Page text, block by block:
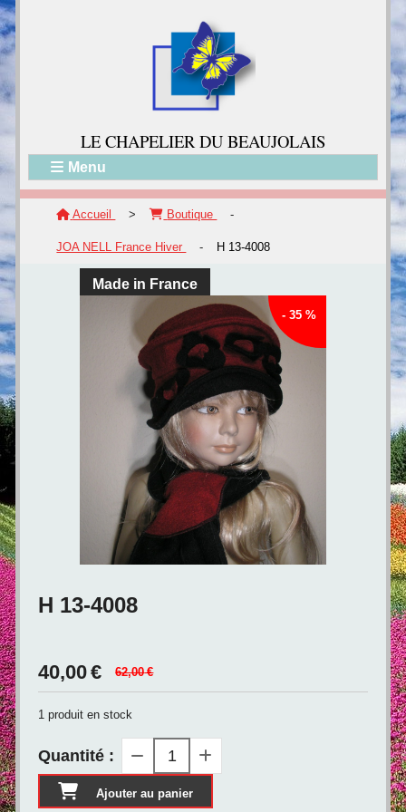
LE CHAPELIER DU BEAUJOLAIS
Menu
Accueil > Boutique -
JOA NELL France Hiver - H 13-4008
Made in France
- 35 %
H 13-4008
40,00€ 62,00€
1 produit en stock
Quantité :
Ajouter au panier